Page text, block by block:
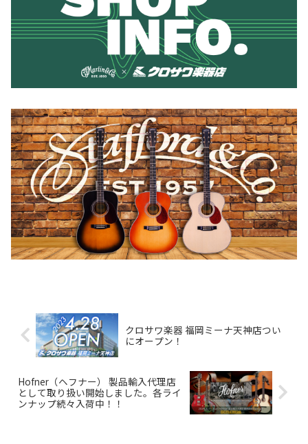
Hofner（ヘフナー） 製品輸入代理店
として取り扱い開始しました。各ライ
ンナップ続々入荷中！！
クロサワ楽器 福岡ミーナ天神店つい
にオープン！